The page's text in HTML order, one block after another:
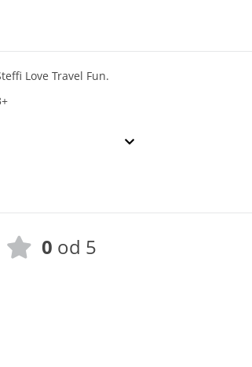
Love Travel Fun.
0 od 5